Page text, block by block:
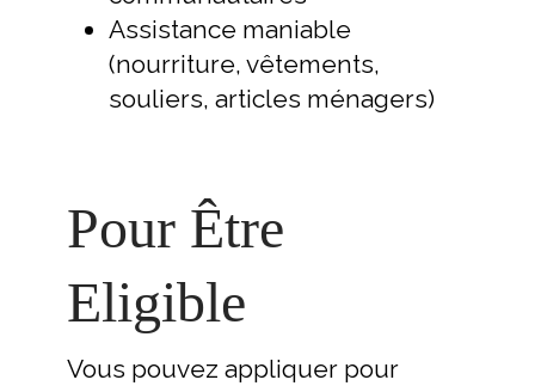
Assistance maniable
(nourriture, vêtements,
souliers, articles ménagers)
Pour Être
Eligible
Vous pouvez appliquer pour